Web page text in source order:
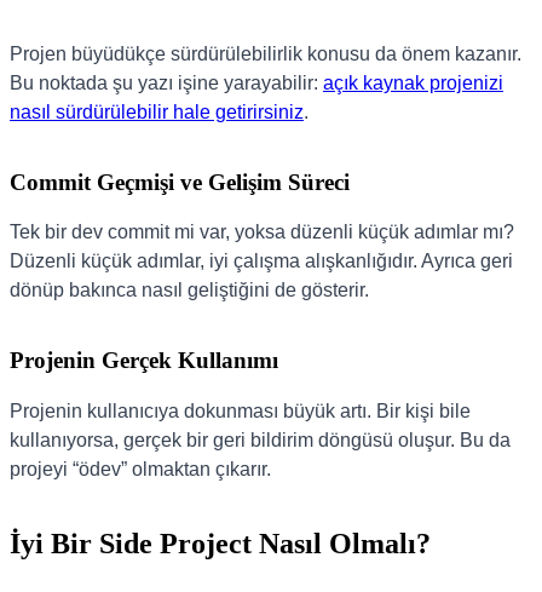
Projen büyüdükçe sürdürülebilirlik konusu da önem kazanır.
Bu noktada şu yazı işine yarayabilir: açık kaynak projenizi
nasıl sürdürülebilir hale getirirsiniz.
Commit Geçmişi ve Gelişim Süreci
Tek bir dev commit mi var, yoksa düzenli küçük adımlar mı?
Düzenli küçük adımlar, iyi çalışma alışkanlığıdır. Ayrıca geri
dönüp bakınca nasıl geliştiğini de gösterir.
Projenin Gerçek Kullanımı
Projenin kullanıcıya dokunması büyük artı. Bir kişi bile
kullanıyorsa, gerçek bir geri bildirim döngüsü oluşur. Bu da
projeyi “ödev” olmaktan çıkarır.
İyi Bir Side Project Nasıl Olmalı?